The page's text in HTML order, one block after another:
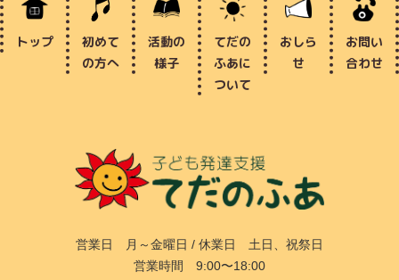
トップ
初めて
の方へ
活動の
様子
てだの
ふあに
ついて
おしら
せ
お問い
合わせ
営業日 月～金曜日 / 休業日 土日、祝祭日
営業時間 9:00〜18:00